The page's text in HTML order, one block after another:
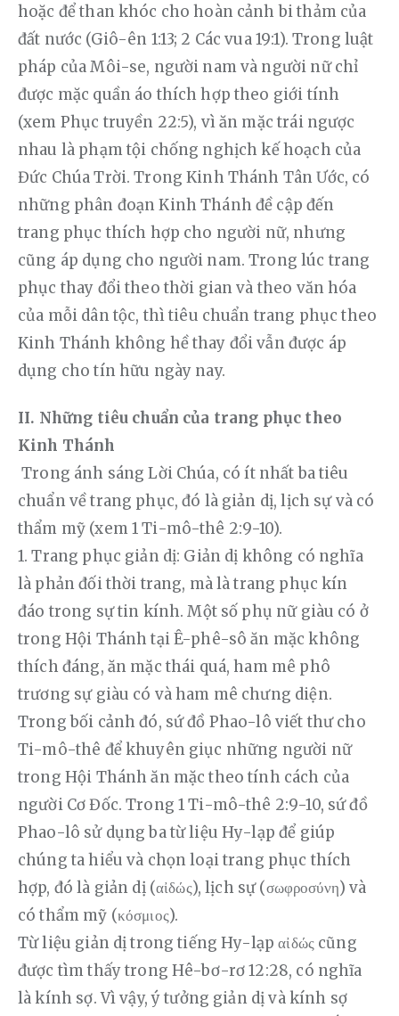
hoặc để than khóc cho hoàn cảnh bi thảm của
đất nước (Giô-ên 1:13; 2 Các vua 19:1). Trong luật
pháp của Môi-se, người nam và người nữ chỉ
được mặc quần áo thích hợp theo giới tính
(xem Phục truyền 22:5), vì ăn mặc trái ngược
nhau là phạm tội chống nghịch kế hoạch của
Đức Chúa Trời. Trong Kinh Thánh Tân Ước, có
những phân đoạn Kinh Thánh đề cập đến
trang phục thích hợp cho người nữ, nhưng
cũng áp dụng cho người nam. Trong lúc trang
phục thay đổi theo thời gian và theo văn hóa
của mỗi dân tộc, thì tiêu chuẩn trang phục theo
Kinh Thánh không hề thay đổi vẫn được áp
dụng cho tín hữu ngày nay.
II. Những tiêu chuẩn của trang phục theo
Kinh Thánh
Trong ánh sáng Lời Chúa, có ít nhất ba tiêu
chuẩn về trang phục, đó là giản dị, lịch sự và có
thẩm mỹ (xem 1 Ti-mô-thê 2:9-10).
1. Trang phục giản dị: Giản dị không có nghĩa
là phản đối thời trang, mà là trang phục kín
đáo trong sự tin kính. Một số phụ nữ giàu có ở
trong Hội Thánh tại Ê-phê-sô ăn mặc không
thích đáng, ăn mặc thái quá, ham mê phô
trương sự giàu có và ham mê chưng diện.
Trong bối cảnh đó, sứ đồ Phao-lô viết thư cho
Ti-mô-thê để khuyên giục những người nữ
trong Hội Thánh ăn mặc theo tính cách của
người Cơ Đốc. Trong 1 Ti-mô-thê 2:9-10, sứ đồ
Phao-lô sử dụng ba từ liệu Hy-lạp để giúp
chúng ta hiểu và chọn loại trang phục thích
hợp, đó là giản dị (αἰδώς), lịch sự (σωφροσύνη) và
có thẩm mỹ (κόσμιος).
Từ liệu giản dị trong tiếng Hy-lạp αἰδώς cũng
được tìm thấy trong Hê-bơ-rơ 12:28, có nghĩa
là kính sợ. Vì vậy, ý tưởng giản dị và kính sợ